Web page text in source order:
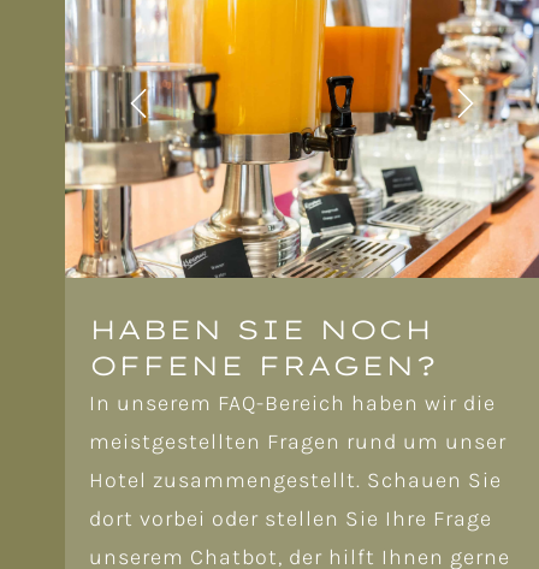
HABEN SIE NOCH
OFFENE FRAGEN?
In unserem FAQ-Bereich haben wir die
meistgestellten Fragen rund um unser
Hotel zusammengestellt. Schauen Sie
dort vorbei oder stellen Sie Ihre Frage
unserem Chatbot, der hilft Ihnen gerne